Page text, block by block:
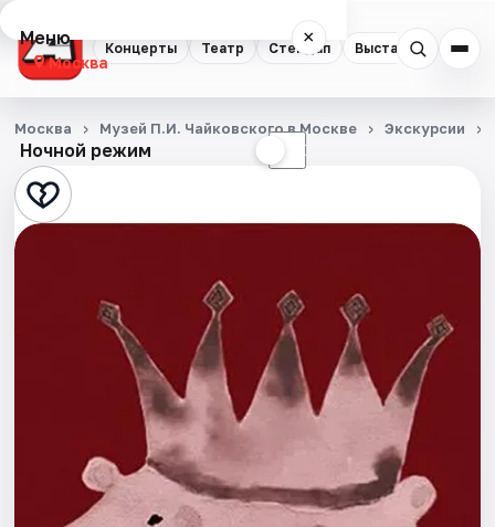
Концерты Театр Стендап Выставки
Меню ×
Москва
Концерты
Театр
Стендап
События
Ночной режим ☾
Москва Музей П.И. Чайковского в Москве Экскурсии